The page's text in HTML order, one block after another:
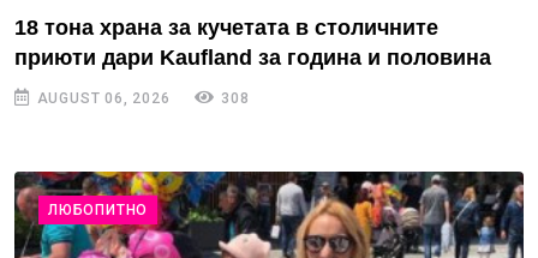
18 тона храна за кучетата в столичните
приюти дари Kaufland за година и половина
AUGUST 06, 2026 308
ЛЮБОПИТНО